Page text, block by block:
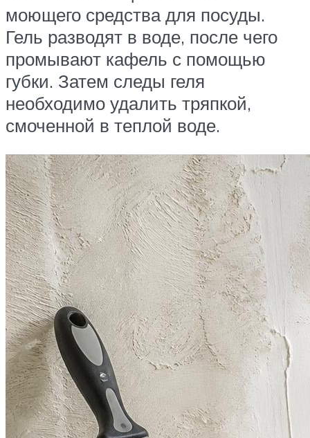
моющего средства для посуды.
Гель разводят в воде, после чего
промывают кафель с помощью
губки. Затем следы геля
необходимо удалить тряпкой,
смоченной в теплой воде.